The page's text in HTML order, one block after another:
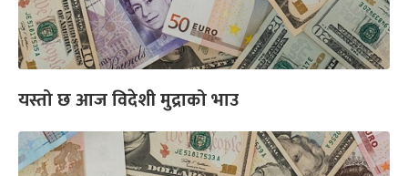
यस्तो छ आज विदेशी मुद्राको भाउ